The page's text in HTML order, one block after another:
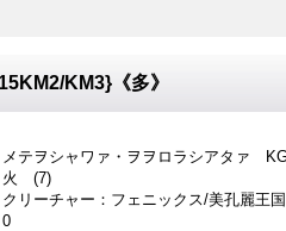
KM3}《多》
メテヲシャワァ・ヲヲロラシアタァ
火 (7)
クリーチャー：フェニックス/美孔麗王
0